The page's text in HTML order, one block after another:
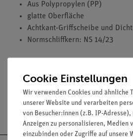
Aus Polypropylen (PP)
glatte Oberfläche
Achtkant-Griffscheibe und
Normschliffkern: NS 14/23
Versandkostenfrei
Cookie Einstellungen
Wir verwenden Cookies und ähnliche
unserer Website und verarbeiten
von Besucher:innen (z.B. IP-
Anzeigen zu personalisieren, Medien
einzubinden oder Zugriffe auf unsere